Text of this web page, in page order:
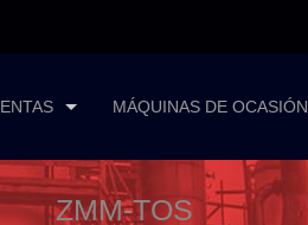
MÁQUINAS DE OCASIÓN
ZMM-TOS